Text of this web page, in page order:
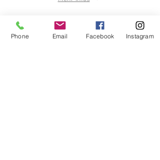
0,00 €
Phone Email Facebook Instagram